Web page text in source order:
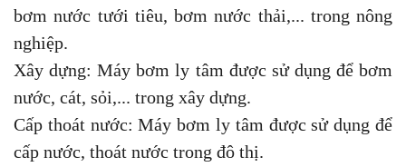
bơm nước tưới tiêu, bơm nước thải,... trong nông
nghiệp.
Xây dựng: Máy bơm ly tâm được sử dụng để bơm
nước, cát, sỏi,... trong xây dựng.
Cấp thoát nước: Máy bơm ly tâm được sử dụng để
cấp nước, thoát nước trong đô thị.